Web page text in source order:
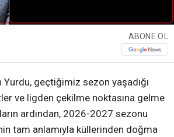
ABONE OL
geçtiğimiz sezon yaşadığı
ve ligden çekilme noktasına gelme
ardından, 2026-2027 sezonu
tam anlamıyla küllerinden doğma